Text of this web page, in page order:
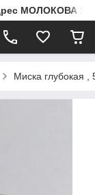
МОЛОКОВА
Миска глубокая